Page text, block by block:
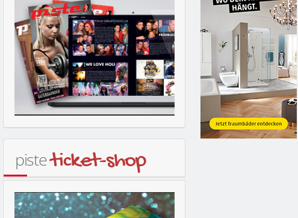
pisteticket-shop